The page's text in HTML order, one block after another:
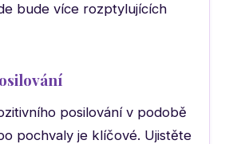
bude více rozptylujících
posilování v podobě
pochvaly je klíčové. Ujistěte